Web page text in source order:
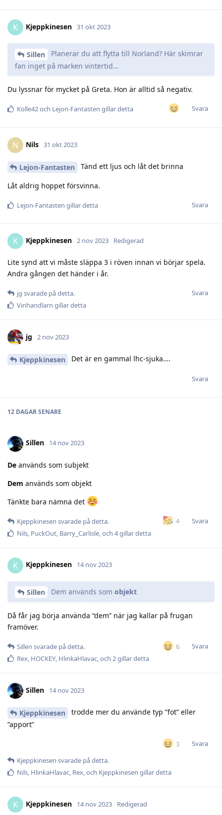
K Kjeppkinesen 31 okt 2023
Sillen
Planerar du att flytta till Norland? Här skimrar
fan inget på marken vintertid…
Du lyssnar för mycket på Greta. Hon är alltid så negativ.
Svara
Kolle42och Lejon-Fantasten gillar detta
N Nils 31 okt 2023
Lejon-Fantasten Tänd ett ljus och låt det brinna
Låt aldrig hoppet försvinna.
Svara
Lejon-Fantasten gillar detta
K Kjeppkinesen 2 nov 2023 Redigerad
Lite synd att vi måste släppa 3 i röven innan vi börjar spela.
Andra gången det händer i år.
Svara
jg svarade på detta.
Vinhandlarn gillar detta
jg 2 nov 2023
Kjeppkinesen Det är en gammal lhc-sjuka….
Svara
12 DAGARSENARE
Sillen 14 nov 2023
De används som subjekt
Dem används som objekt
Tänkte bara nämna det
4 Svara
Kjeppkinesen svarade på detta.
Nils, PuckOut, Barry_Carlisle, och 4gillar detta
K Kjeppkinesen 14 nov 2023
Sillen Dem används som objekt
Då får jag börja använda “dem” när jag kallar på frugan
framöver.
6 Svara
Sillen svarade på detta.
Rex, HOCKEY, HlinkaHlavac, och 2gillar detta
Sillen 14 nov 2023
Kjeppkinesen
trodde mer du använde typ ”fot” eller
”apport”
3
Svara
Kjeppkinesen svarade på detta.
Nils, HlinkaHlavac, Rex, och Kjeppkinesen gillar detta
K Kjeppkinesen 14 nov 2023 Redigerad